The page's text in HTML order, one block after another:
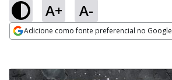
A+ A-
Adicione como fonte preferencial no Google